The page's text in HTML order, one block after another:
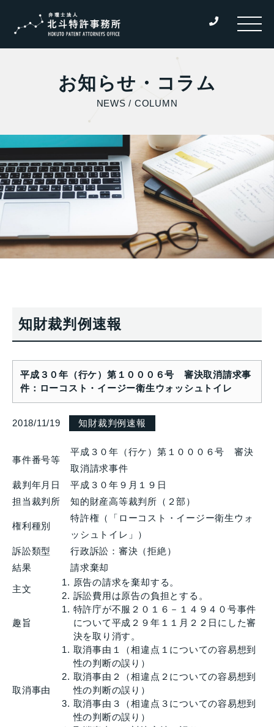
お知らせ・コラム
NEWS / COLUMN
知財裁判例速報
平成３０年（行ケ）第１０００６号 審決取消請求事
件：ローコスト・イージー衛生ウォッシュトイレ
2018/11/19 知財裁判例速報
事件番号等
平成３０年（行ケ）第１０００６号 審決
取消請求事件
裁判年月日
平成３０年９月１９日
担当裁判所
知的財産高等裁判所（２部）
権利種別
特許権（「ローコスト・イージー衛生ウォ
ッシュトイレ」）
訴訟類型
行政訴訟：審決（拒絶）
結果
請求棄却
主文
原告の請求を棄却する。
訴訟費用は原告の負担とする。
趣旨
特許庁が不服２０１６－１４９４０号事件
について平成２９年１１月２２日にした審
決を取り消す。
取消事由
取消事由１（相違点１についての容易想到
性の判断の誤り）
取消事由２（相違点２についての容易想到
性の判断の誤り）
取消事由３（相違点３についての容易想到
性の判断の誤り）